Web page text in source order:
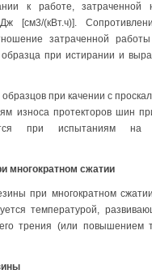
к работе, затраченной
[см3/(кВт.ч)].
затраченной
при истирании и
при качении с
износа протекторов шин
при испытаниям на
многократном сжатии
при многократном
температурой,
трения (или повышением